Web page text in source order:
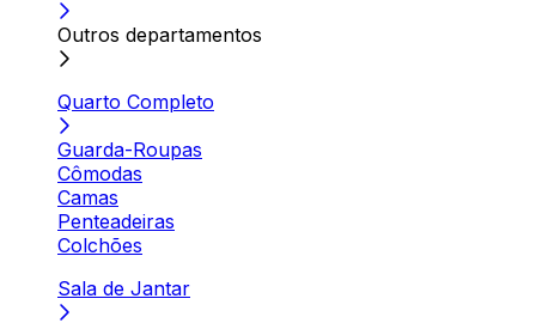
Outros departamentos
Quarto Completo
Guarda-Roupas
Cômodas
Camas
Penteadeiras
Colchões
Sala de Jantar